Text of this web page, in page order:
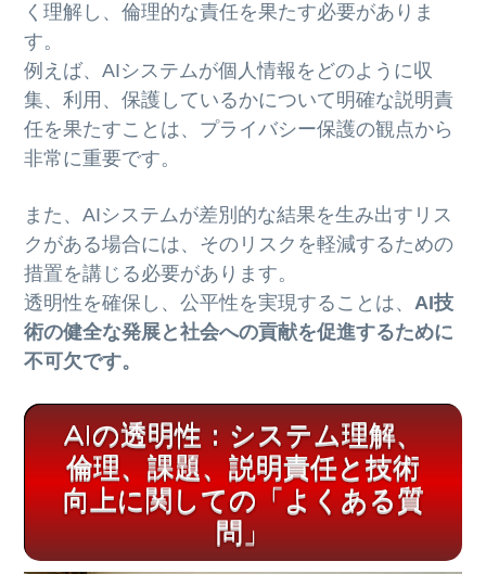
く理解し、倫理的な責任を果たす必要がありま
す。
例えば、AIシステムが個人情報をどのように収
集、利用、保護しているかについて明確な説明責
任を果たすことは、プライバシー保護の観点から
非常に重要です。
また、AIシステムが差別的な結果を生み出すリス
クがある場合には、そのリスクを軽減するための
措置を講じる必要があります。
透明性を確保し、公平性を実現することは、AI技
術の健全な発展と社会への貢献を促進するために
不可欠です。
AIの透明性：システム理解、
倫理、課題、説明責任と技術
向上に関しての「よくある質
問」